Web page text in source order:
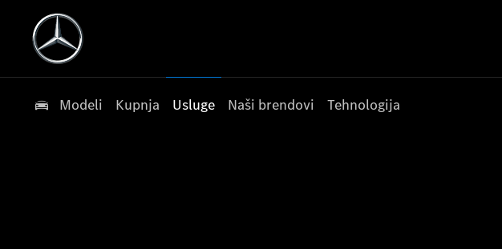
Modeli Kupnja Usluge Naši brendovi Tehnologija